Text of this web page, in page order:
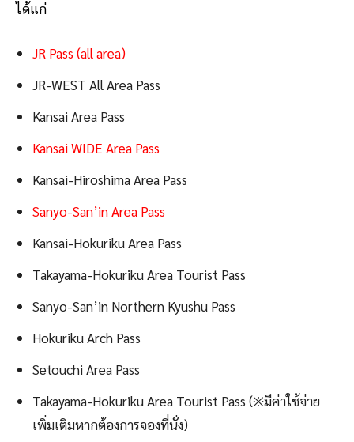
ได้แก่
JR Pass (all area)
JR-WEST All Area Pass
Kansai Area Pass
Kansai WIDE Area Pass
Kansai-Hiroshima Area Pass
Sanyo-San’in Area Pass
Kansai-Hokuriku Area Pass
Takayama-Hokuriku Area Tourist Pass
Sanyo-San’in Northern Kyushu Pass
Hokuriku Arch Pass
Setouchi Area Pass
Takayama-Hokuriku Area Tourist Pass (※มีค่าใช้จ่าย
เพิ่มเติมหากต้องการจองที่นั่ง)